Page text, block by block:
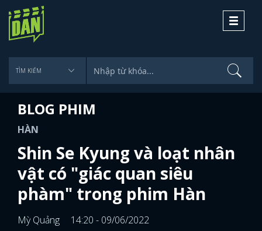
Toggle
BLOG PHIM
HÀN
Shin Se Kyung và loạt nhân
vật có "giác quan siêu
phàm" trong phim Hàn
Mỳ Quảng
14:20 - 09/06/2022